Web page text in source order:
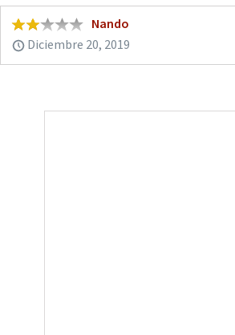
Nando
Diciembre 20, 2019